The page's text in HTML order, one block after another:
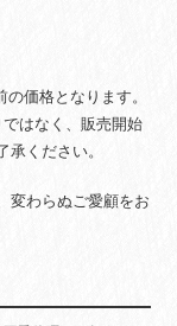
価格となります。
はなく、販売開始
承ください。
変わらぬご愛顧をお